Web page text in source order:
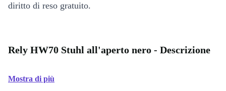
diritto di reso gratuito.
Rely HW70 Stuhl all'aperto nero - Descrizione
Mostra di più